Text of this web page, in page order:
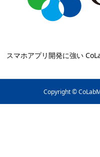
スマホアプリ開発に強い
Copyright ©